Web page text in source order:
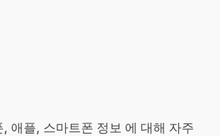
애플, 스마트폰 정보 에 대해 자주